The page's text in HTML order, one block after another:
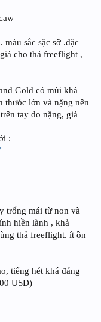
sắc sặc sỡ .đặc
cho thả freeflight ,
Gold có mùi khá
thước lớn và nặng nên
tay do nặng, giá
:
trống mái từ non và
hiền lành , khả
thả freeflight. ít ồn
tiếng hét khá đáng
USD)